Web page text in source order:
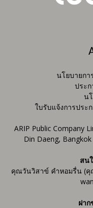
นโยบายก
ประ
น
ใบรับแจ้งการประ
ARIP Public Company
Din Daeng,
สน
คุณวันวิสาข์ คำหอมรื่น (คุ
ฝา